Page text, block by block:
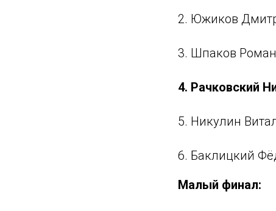
2. Южиков
3. Шпаков Роман
4. Рачковский
5. Никулин
6. Баклицкий
Малый финал: